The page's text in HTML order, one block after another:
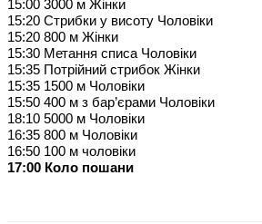
15:00 3000 м Жiнки
15:20 Стрибки у висоту Чоловiки
15:20 800 м Жiнки
15:30 Метання списа Чоловiки
15:35 Потрiйний стрибок Жiнки
15:35 1500 м Чоловiки
15:50 400 м з бар’єрами Чоловiки
18:10 5000 м Чоловiки
16:35 800 м Чоловiки
16:50 100 м чоловiки
17:00 Коло пошани